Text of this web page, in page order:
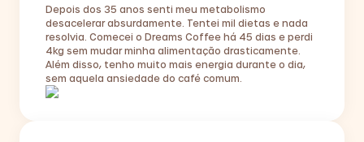
Depois dos 35 anos senti meu metabolismo
desacelerar absurdamente. Tentei mil dietas e nada
resolvia. Comecei o Dreams Coffee há 45 dias e perdi
4kg sem mudar minha alimentação drasticamente.
Além disso, tenho muito mais energia durante o dia,
sem aquela ansiedade do café comum.